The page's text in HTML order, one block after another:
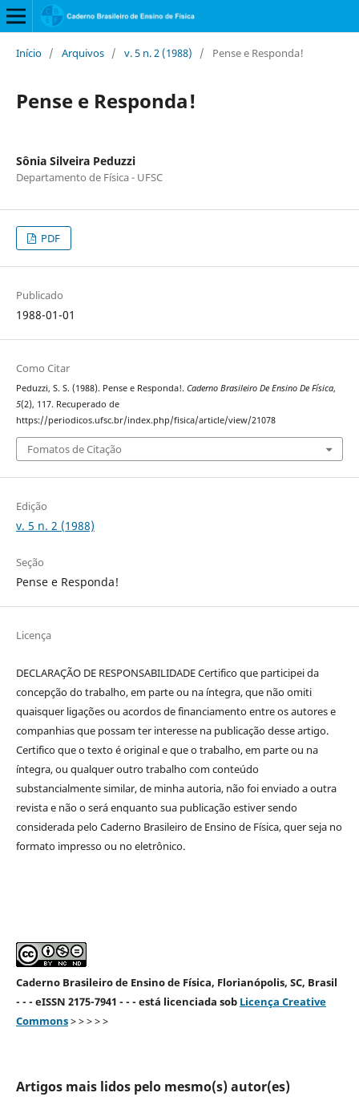
Início / Arquivos / v. 5 n. 2 (1988) / Pense e Responda!
Pense e Responda!
Sônia Silveira Peduzzi
Departamento de Física - UFSC
PDF
Publicado
1988-01-01
Como Citar
Peduzzi, S. S. (1988). Pense e Responda!. Caderno Brasileiro De Ensino De Física,
5(2), 117. Recuperado de
https://periodicos.ufsc.br/index.php/fisica/article/view/21078
Fomatos de Citação
Edição
v. 5 n. 2 (1988)
Seção
Pense e Responda!
Licença
DECLARAÇÃO DE RESPONSABILIDADE Certifico que participei da
concepção do trabalho, em parte ou na íntegra, que não omiti
quaisquer ligações ou acordos de financiamento entre os autores e
companhias que possam ter interesse na publicação desse artigo.
Certifico que o texto é original e que o trabalho, em parte ou na
íntegra, ou qualquer outro trabalho com conteúdo
substancialmente similar, de minha autoria, não foi enviado a outra
revista e não o será enquanto sua publicação estiver sendo
considerada pelo Caderno Brasileiro de Ensino de Física, quer seja no
formato impresso ou no eletrônico.
Caderno Brasileiro de Ensino de Física, Florianópolis, SC, Brasil
- - - eISSN 2175-7941 - - - está licenciada sob Licença Creative
Commons> > > > >
Artigos mais lidos pelo mesmo(s) autor(es)